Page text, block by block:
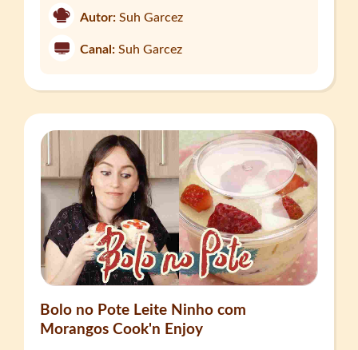
Autor: Suh Garcez
Canal: Suh Garcez
Bolo no Pote Leite Ninho com
Morangos Cook'n Enjoy